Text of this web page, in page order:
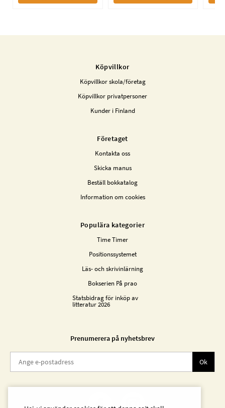
Köpvillkor
Köpvillkor skola/företag
Köpvillkor privatpersoner
Kunder i Finland
Företaget
Kontakta oss
Skicka manus
Beställ bokkatalog
Information om cookies
Populära kategorier
Time Timer
Positionssystemet
Läs- och skrivinlärning
Bokserien På prao
Statsbidrag för inköp av
litteratur 2026
Prenumerera på nyhetsbrev
Ok